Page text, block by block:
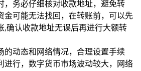
，务必仔细核对收款地址，避免转
金可能无法找回，在转账前，可以先
,确认收款地址无误后再进行大额转
的动态和网络情况，合理设置手续
进行，数字货币市场波动较大，网络